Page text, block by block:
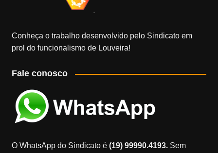
Conheça o trabalho desenvolvido pelo Sindicato em
prol do funcionalismo de Louveira!
Fale conosco
O WhatsApp do Sindicato é(19) 99990.4193.Sem